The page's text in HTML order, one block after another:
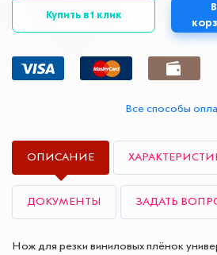
Купить в 1 клик
В
Все способы
ОПИСАНИЕ
ДОКУМЕНТЫ ЗАДАТЬ
Нож для резки виниловых плёнок